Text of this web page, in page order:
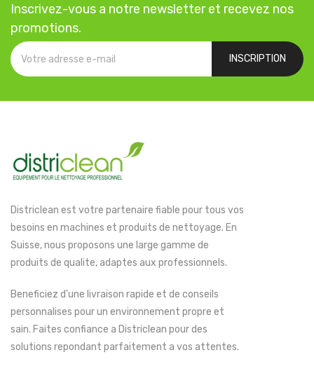
Inscrivez-vous a notre newsletter et recevez nos
promotions.
INSCRIPTION
Districlean est votre partenaire fiable pour tous vos
besoins en machines et produits de nettoyage. En
Suisse, nous proposons une large gamme de
produits de qualite, adaptes aux professionnels.
Beneficiez d'une livraison rapide et de conseils
personnalises pour un environnement propre et
sain. Faites confiance a Districlean pour des
solutions repondant parfaitement a vos attentes.